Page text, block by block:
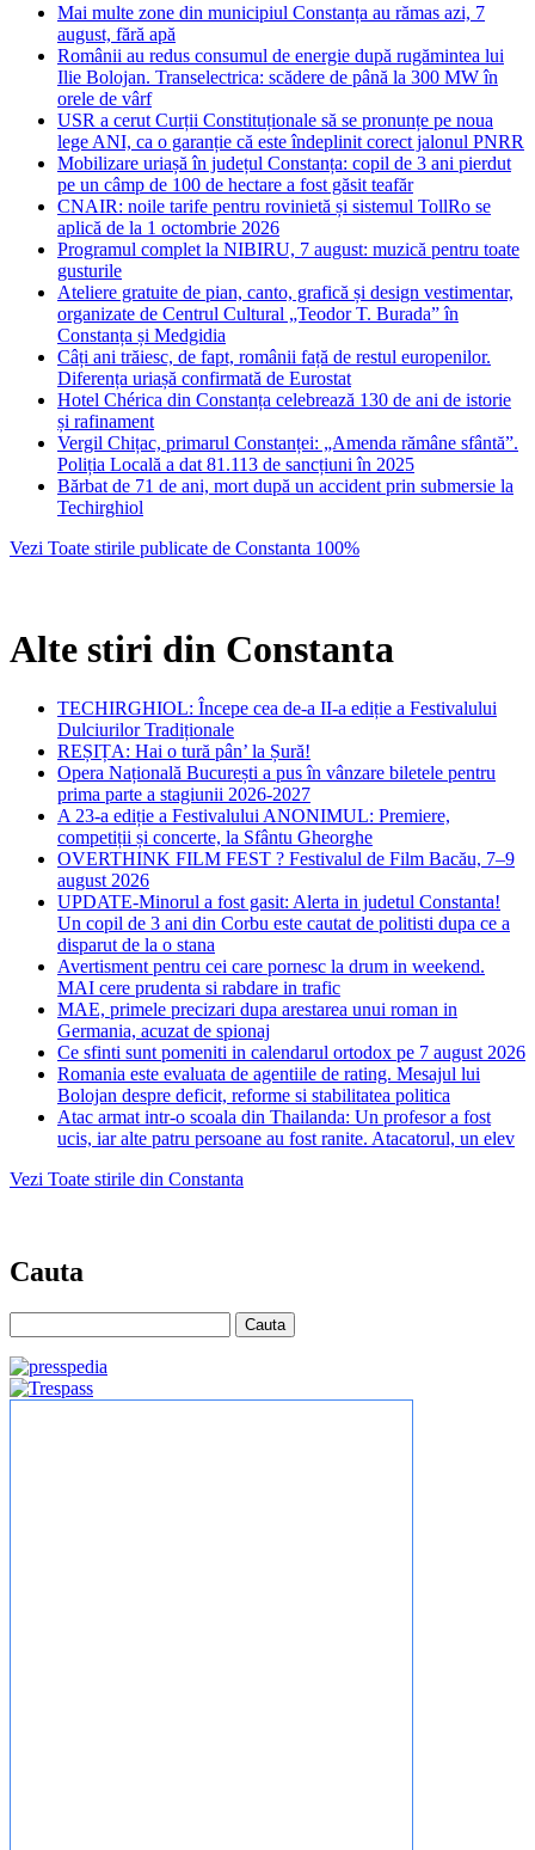
Mai multe zone din municipiul Constanța au rămas azi, 7
august, fără apă
Românii au redus consumul de energie după rugămintea lui
Ilie Bolojan. Transelectrica: scădere de până la 300 MW în
orele de vârf
USR a cerut Curții Constituționale să se pronunțe pe noua
lege ANI, ca o garanție că este îndeplinit corect jalonul PNRR
Mobilizare uriașă în județul Constanța: copil de 3 ani pierdut
pe un câmp de 100 de hectare a fost găsit teafăr
CNAIR: noile tarife pentru rovinietă și sistemul TollRo se
aplică de la 1 octombrie 2026
Programul complet la NIBIRU, 7 august: muzică pentru toate
gusturile
Ateliere gratuite de pian, canto, grafică și design vestimentar,
organizate de Centrul Cultural „Teodor T. Burada” în
Constanța și Medgidia
Câți ani trăiesc, de fapt, românii față de restul europenilor.
Diferența uriașă confirmată de Eurostat
Hotel Chérica din Constanța celebrează 130 de ani de istorie
și rafinament
Vergil Chițac, primarul Constanței: „Amenda rămâne sfântă”.
Poliția Locală a dat 81.113 de sancțiuni în 2025
Bărbat de 71 de ani, mort după un accident prin submersie la
Techirghiol
Vezi Toate stirile publicate de Constanta 100%
Alte stiri din Constanta
TECHIRGHIOL: Începe cea de-a II-a ediție a Festivalului
Dulciurilor Tradiționale
REȘIȚA: Hai o tură pân’ la Șură!
Opera Națională București a pus în vânzare biletele pentru
prima parte a stagiunii 2026-2027
A 23-a ediție a Festivalului ANONIMUL: Premiere,
competiții și concerte, la Sfântu Gheorghe
OVERTHINK FILM FEST ? Festivalul de Film Bacău, 7–9
august 2026
UPDATE-Minorul a fost gasit: Alerta in judetul Constanta!
Un copil de 3 ani din Corbu este cautat de politisti dupa ce a
disparut de la o stana
Avertisment pentru cei care pornesc la drum in weekend.
MAI cere prudenta si rabdare in trafic
MAE, primele precizari dupa arestarea unui roman in
Germania, acuzat de spionaj
Ce sfinti sunt pomeniti in calendarul ortodox pe 7 august 2026
Romania este evaluata de agentiile de rating. Mesajul lui
Bolojan despre deficit, reforme si stabilitatea politica
Atac armat intr-o scoala din Thailanda: Un profesor a fost
ucis, iar alte patru persoane au fost ranite. Atacatorul, un elev
Vezi Toate stirile din Constanta
Cauta